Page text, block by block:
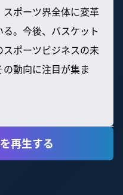
ポーツ界全体に変革
。今後、バスケット
ポーツビジネスの未
動向に注目が集ま
再生する